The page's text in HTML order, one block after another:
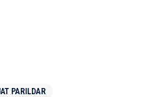
PARILDAR